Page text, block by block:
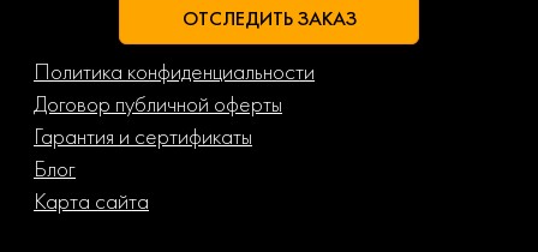
ОТСЛЕДИТЬ ЗАКАЗ
Политика конфиденциальности
Договор публичной оферты
Гарантия и сертификаты
Блог
Карта сайта